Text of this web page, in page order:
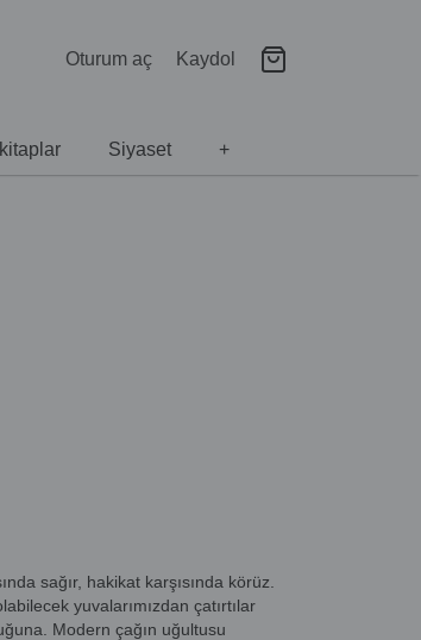
Oturum aç Kaydol
Siyaset +
sağır, hakikat karşısında körüz.
yuvalarımızdan çatırtılar
Modern çağın uğultusu